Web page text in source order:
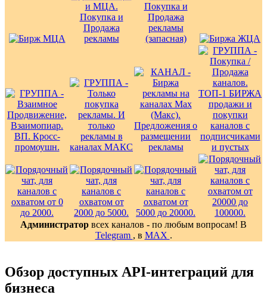
Администратор всех каналов - по любым вопросам! В
Telegram , в MAX .
Обзор доступных API-интеграций для
бизнеса